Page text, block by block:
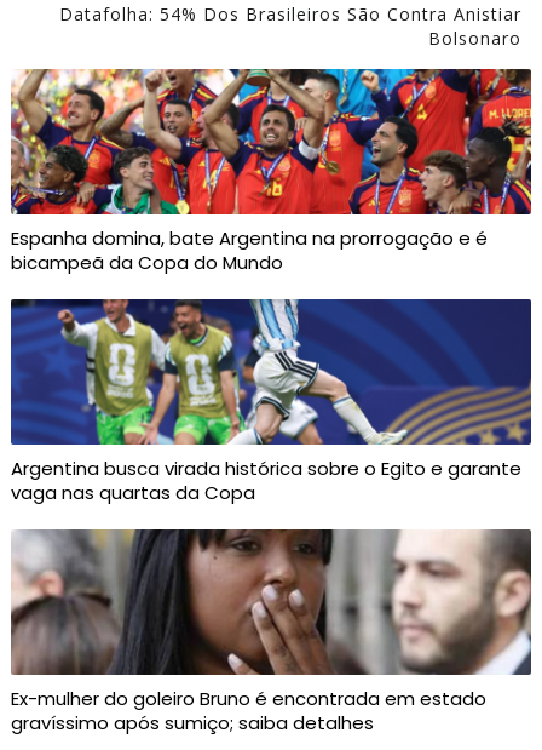
Datafolha: 54% Dos Brasileiros São Contra Anistiar
Bolsonaro
Espanha domina, bate Argentina na prorrogação e é
bicampeã da Copa do Mundo
Argentina busca virada histórica sobre o Egito e garante
vaga nas quartas da Copa
Ex-mulher do goleiro Bruno é encontrada em estado
gravíssimo após sumiço; saiba detalhes